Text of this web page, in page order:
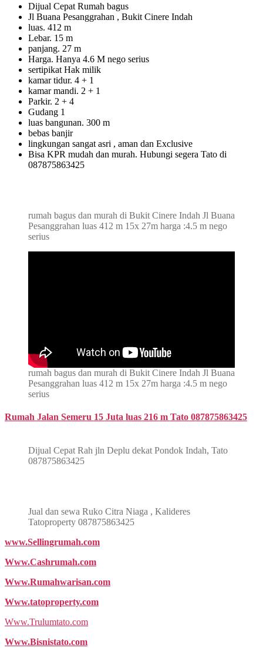
Dijual Cepat Rumah bagus
Jl Buana Pesanggrahan , Bukit Cinere Indah
luas. 412 m
Lebar. 15 m
panjang. 27 m
Harga. Hanya 4.6 M nego serius
sertipikat Hak milik
kamar tidur. 4 + 1
kamar mandi. 2 + 1
Parkir. 2 + 4
Gudang 1
luas bangunan. 300 m
bebas banjir
lingkungan sangat asri , aman dan Exclusive
Bisa KPR mudah dan murah. Hubungi segera Tato di
087875863425
rumah bagus dan murah di Bukit Cinere Indah Jl Buana
Pesanggrahan luas 412 m 15x 27m harga :4.5 m nego
serius
rumah bagus dan murah di Bukit Cinere Indah Jl Buana
Pesanggrahan luas 412 m 15x 27m harga :4.5 m nego
serius
Rumah Jalan Semeru 15 Juta luas 216 m Tato 087875863425
Dijual Cepat Rah jln Deplu dekat Pondok Indah, Tato
087875863425
Jual dan sewa Ruko Citra Niaga , Kalideres
Tatoproperty 087875863425
www.Sellingrumah.com
Www.Cashrumah.com
Www.Rumahwarisan.com
Www.tatoproperty.com
Www.Trulumtato.com
Www.Bisnistato.com